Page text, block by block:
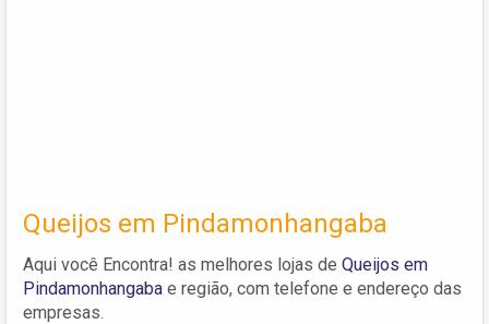
Queijos em Pindamonhangaba
Aqui você Encontra! as melhores lojas de Queijos em
Pindamonhangaba e região, com telefone e endereço das
empresas.